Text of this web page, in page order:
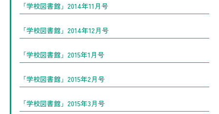
「学校図書館」2014年11月号
「学校図書館」2014年12月号
「学校図書館」2015年1月号
「学校図書館」2015年2月号
「学校図書館」2015年3月号